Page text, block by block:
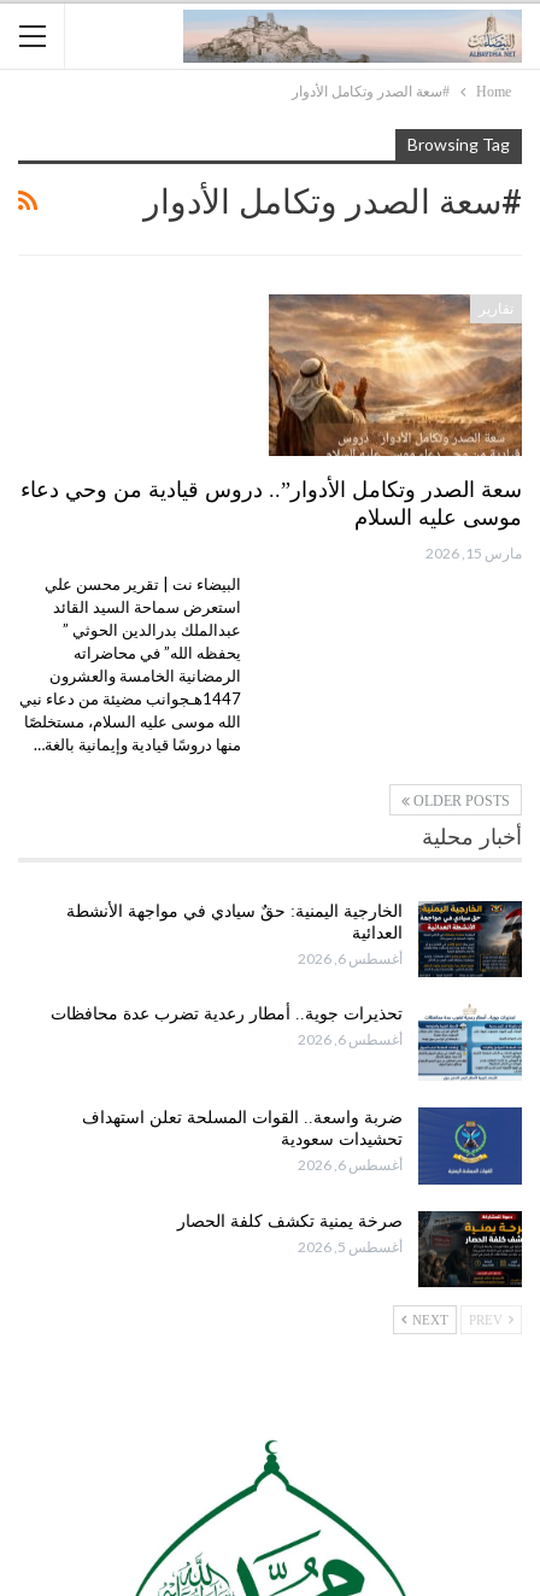
Home #سعة الصدر وتكامل الأدوار
Browsing Tag
#سعة الصدر وتكامل الأدوار
تقارير
سعة الصدر وتكامل الأدوار”.. دروس قيادية من وحي دعاء
موسى عليه السلام
مارس 15, 2026
البيضاء نت | تقرير محسن علي
استعرض سماحة السيد القائد
عبدالملك بدرالدين الحوثي ”
يحفظه الله” في محاضراته
الرمضانية الخامسة والعشرون
1447هـجوانب مضيئة من دعاء نبي
الله موسى عليه السلام، مستخلصًا
منها دروسًا قيادية وإيمانية بالغة…
OLDER POSTS
أخبار محلية
الخارجية اليمنية: حقٌ سيادي في مواجهة الأنشطة
العدائية
أغسطس 6, 2026
تحذيرات جوية.. أمطار رعدية تضرب عدة محافظات
أغسطس 6, 2026
ضربة واسعة.. القوات المسلحة تعلن استهداف
تحشيدات سعودية
أغسطس 6, 2026
صرخة يمنية تكشف كلفة الحصار
أغسطس 5, 2026
NEXT